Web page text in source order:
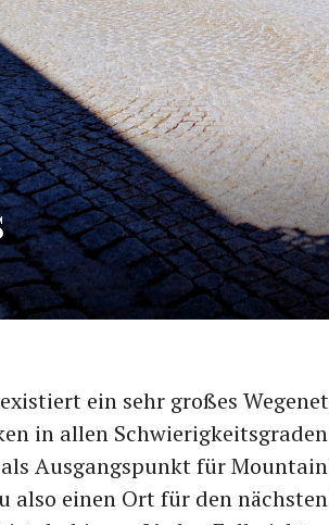
ein sehr großes
in allen
Ausgangspunkt für
also einen Ort für den